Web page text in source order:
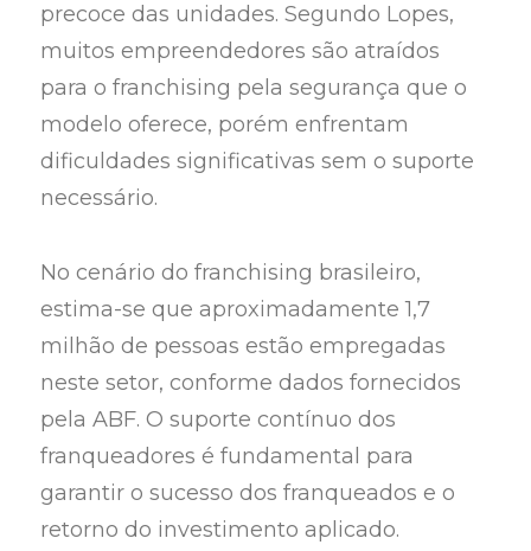
precoce das unidades. Segundo Lopes,
muitos empreendedores são atraídos
para o franchising pela segurança que o
modelo oferece, porém enfrentam
dificuldades significativas sem o suporte
necessário.
No cenário do franchising brasileiro,
estima-se que aproximadamente 1,7
milhão de pessoas estão empregadas
neste setor, conforme dados fornecidos
pela ABF. O suporte contínuo dos
franqueadores é fundamental para
garantir o sucesso dos franqueados e o
retorno do investimento aplicado.